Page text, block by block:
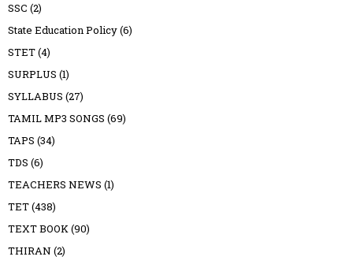
SSC (2)
State Education Policy(6)
STET(4)
SURPLUS (1)
SYLLABUS (27)
TAMIL MP3 SONGS (69)
TAPS (34)
TDS (6)
TEACHERS NEWS (1)
TET(438)
TEXT BOOK(90)
THIRAN (2)